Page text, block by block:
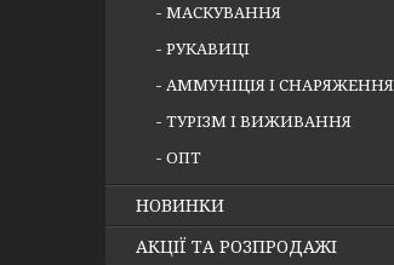
МАСКУВАННЯ
РУКАВИЦІ
АММУНІЦІЯ І СНАРЯЖЕННЯ
ТУРІЗМ І ВИЖИВАННЯ
ОПТ
НОВИНКИ
АКЦІЇ ТА РОЗПРОДАЖІ